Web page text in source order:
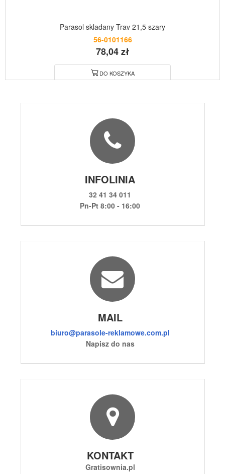
Parasol skladany Trav 21,5 szary
56-0101166
78,04 zł
DO KOSZYKA
INFOLINIA
32 41 34 011
Pn-Pt 8:00 - 16:00
MAIL
biuro@parasole-reklamowe.com.pl
Napisz do nas
KONTAKT
Gratisownia.pl